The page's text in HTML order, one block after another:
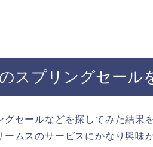
スプリングセール
グセールなどを探してみた結果
ムスのサービスにかなり興味